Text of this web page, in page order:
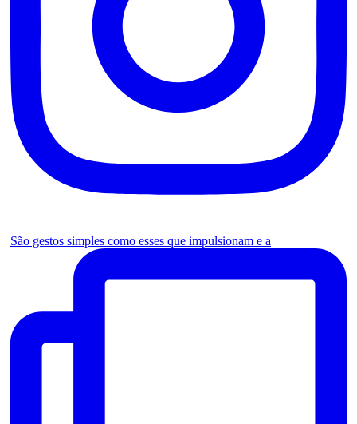
São gestos simples como esses que impulsionam e a